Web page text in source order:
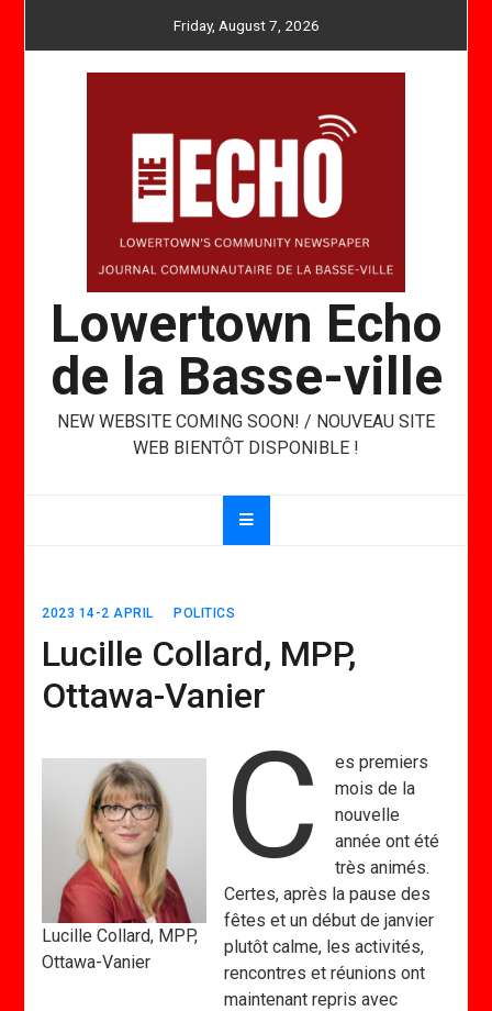
Friday, August 7, 2026
Lowertown Echo
de la Basse-ville
NEW WEBSITE COMING SOON! / NOUVEAU SITE
WEB BIENTÔT DISPONIBLE !
2023 14-2 APRIL POLITICS
Lucille Collard, MPP,
Ottawa-Vanier
Lucille Collard, MPP,
Ottawa-Vanier
C
es premiers
mois de la
nouvelle
année ont été
très animés.
Certes, après la pause des
fêtes et un début de janvier
plutôt calme, les activités,
rencontres et réunions ont
maintenant repris avec